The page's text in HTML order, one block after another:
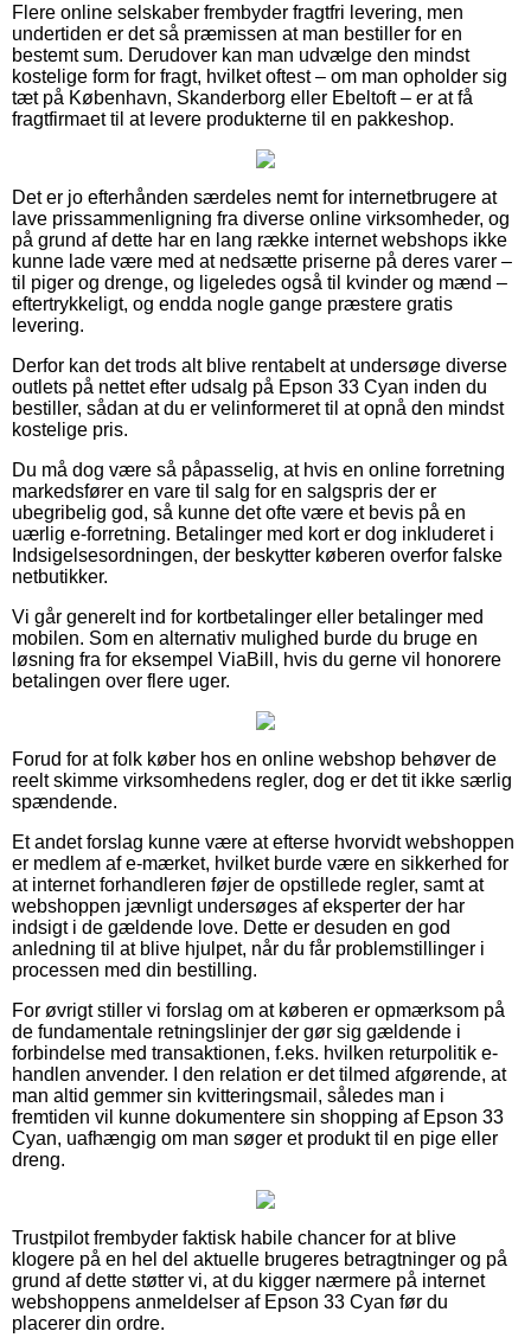
Flere online selskaber frembyder fragtfri levering, men
undertiden er det så præmissen at man bestiller for en
bestemt sum. Derudover kan man udvælge den mindst
kostelige form for fragt, hvilket oftest – om man opholder sig
tæt på København, Skanderborg eller Ebeltoft – er at få
fragtfirmaet til at levere produkterne til en pakkeshop.
Det er jo efterhånden særdeles nemt for internetbrugere at
lave prissammenligning fra diverse online virksomheder, og
på grund af dette har en lang række internet webshops ikke
kunne lade være med at nedsætte priserne på deres varer –
til piger og drenge, og ligeledes også til kvinder og mænd –
eftertrykkeligt, og endda nogle gange præstere gratis
levering.
Derfor kan det trods alt blive rentabelt at undersøge diverse
outlets på nettet efter udsalg på Epson 33 Cyan inden du
bestiller, sådan at du er velinformeret til at opnå den mindst
kostelige pris.
Du må dog være så påpasselig, at hvis en online forretning
markedsfører en vare til salg for en salgspris der er
ubegribelig god, så kunne det ofte være et bevis på en
uærlig e-forretning. Betalinger med kort er dog inkluderet i
Indsigelsesordningen, der beskytter køberen overfor falske
netbutikker.
Vi går generelt ind for kortbetalinger eller betalinger med
mobilen. Som en alternativ mulighed burde du bruge en
løsning fra for eksempel ViaBill, hvis du gerne vil honorere
betalingen over flere uger.
Forud for at folk køber hos en online webshop behøver de
reelt skimme virksomhedens regler, dog er det tit ikke særlig
spændende.
Et andet forslag kunne være at efterse hvorvidt webshoppen
er medlem af e-mærket, hvilket burde være en sikkerhed for
at internet forhandleren føjer de opstillede regler, samt at
webshoppen jævnligt undersøges af eksperter der har
indsigt i de gældende love. Dette er desuden en god
anledning til at blive hjulpet, når du får problemstillinger i
processen med din bestilling.
For øvrigt stiller vi forslag om at køberen er opmærksom på
de fundamentale retningslinjer der gør sig gældende i
forbindelse med transaktionen, f.eks. hvilken returpolitik e-
handlen anvender. I den relation er det tilmed afgørende, at
man altid gemmer sin kvitteringsmail, således man i
fremtiden vil kunne dokumentere sin shopping af Epson 33
Cyan, uafhængig om man søger et produkt til en pige eller
dreng.
Trustpilot frembyder faktisk habile chancer for at blive
klogere på en hel del aktuelle brugeres betragtninger og på
grund af dette støtter vi, at du kigger nærmere på internet
webshoppens anmeldelser af Epson 33 Cyan før du
placerer din ordre.